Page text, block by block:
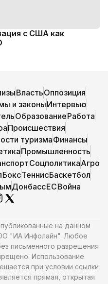
с США как
ВластьОппозиция
и законыИнтервью
ОбразованиеРабота
Происшествия
туризмаФинансы
Промышленность
СоцполитикаАгро
БоксТеннисБаскетбол
ДонбассЕСВойна
на данном
"ИА Инфолайн". Любое
письменного разрешения
Использование
при условии ссылки
прямая, открытая